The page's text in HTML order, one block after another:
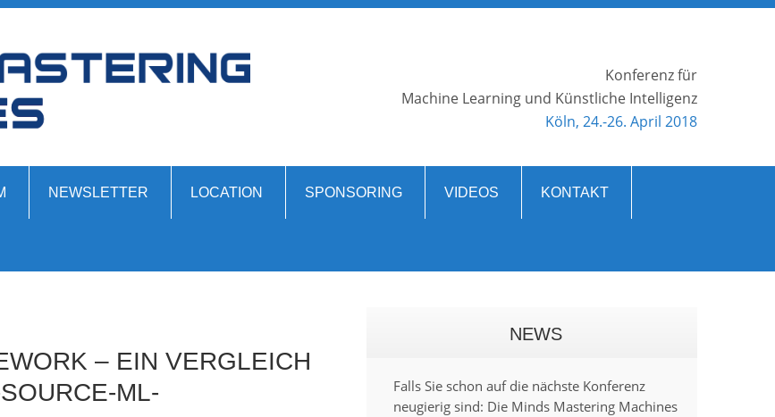
Konferenz für
Machine Learning und Künstliche Intelligenz
Köln, 24.-26. April 2018
NEWSLETTER LOCATION SPONSORING VIDEOS KONTAKT
– EIN VERGLEICH
ML-
NEWS
Falls Sie schon auf die nächste Konferenz
neugierig sind: Die Minds Mastering Machines